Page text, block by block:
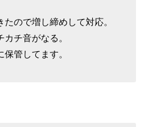
ので増し締めして対応。
チ音がなる。
管してます。